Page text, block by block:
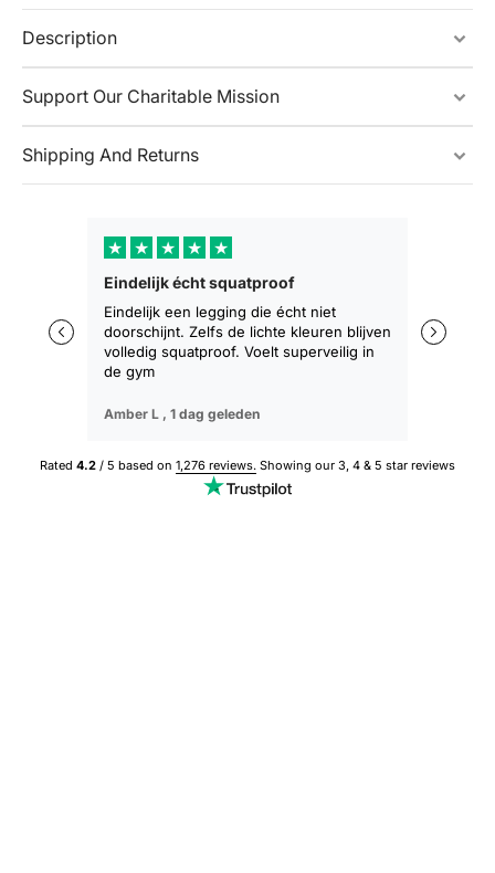
Description
Support Our Charitable Mission
Shipping And Returns
★ ★ ★ ★ ★
Eindelijk écht squatproof
Eindelijk een legging die écht niet
doorschijnt. Zelfs de lichte kleuren blijven
volledig squatproof. Voelt superveilig in
de gym
Amber L , 1 dag geleden
De
Rated 4.2 / 5 based on 1,276 reviews. Showing our 3, 4 & 5 star reviews